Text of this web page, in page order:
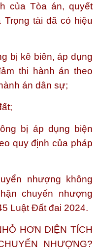
của Tòa án, quyết
Trọng tài đã có hiệu
bị kê biên, áp dụng
thi hành án theo
án dân sự;
bị áp dụng biện
quy định của pháp
nhượng không
chuyển nhượng
Luật Đất đai 2024.
HƠN DIỆN TÍCH
NHƯỢNG?